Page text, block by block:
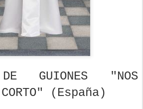
DE GUIONES "NOS
CORTO" (España)